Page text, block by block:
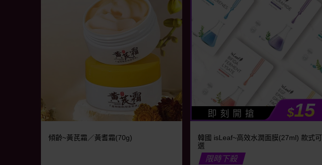
傾齡~黃芪霜／黃耆霜(70g)
即 刻 開 搶 $15
韓國 isLeaf~高效水潤面膜(27ml) 款式可
選
限時下殺